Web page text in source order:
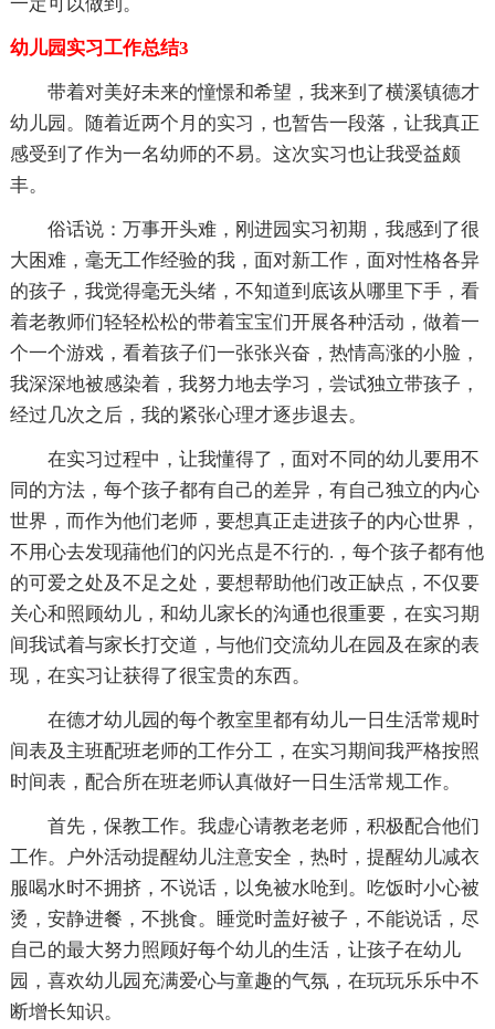
幼儿园实习工作总结3
带着对美好未来的憧憬和希望，我来到了横溪镇德才
幼儿园。随着近两个月的实习，也暂告一段落，让我真正
感受到了作为一名幼师的不易。这次实习也让我受益颇
丰。
俗话说：万事开头难，刚进园实习初期，我感到了很
大困难，毫无工作经验的我，面对新工作，面对性格各异
的孩子，我觉得毫无头绪，不知道到底该从哪里下手，看
着老教师们轻轻松松的带着宝宝们开展各种活动，做着一
个一个游戏，看着孩子们一张张兴奋，热情高涨的小脸，
我深深地被感染着，我努力地去学习，尝试独立带孩子，
经过几次之后，我的紧张心理才逐步退去。
在实习过程中，让我懂得了，面对不同的幼儿要用不
同的方法，每个孩子都有自己的差异，有自己独立的内心
世界，而作为他们老师，要想真正走进孩子的内心世界，
不用心去发现蒱他们的闪光点是不行的.，每个孩子都有他
的可爱之处及不足之处，要想帮助他们改正缺点，不仅要
关心和照顾幼儿，和幼儿家长的沟通也很重要，在实习期
间我试着与家长打交道，与他们交流幼儿在园及在家的表
现，在实习让获得了很宝贵的东西。
在德才幼儿园的每个教室里都有幼儿一日生活常规时
间表及主班配班老师的工作分工，在实习期间我严格按照
时间表，配合所在班老师认真做好一日生活常规工作。
首先，保教工作。我虚心请教老老师，积极配合他们
工作。户外活动提醒幼儿注意安全，热时，提醒幼儿减衣
服喝水时不拥挤，不说话，以免被水呛到。吃饭时小心被
烫，安静进餐，不挑食。睡觉时盖好被子，不能说话，尽
自己的最大努力照顾好每个幼儿的生活，让孩子在幼儿
园，喜欢幼儿园充满爱心与童趣的气氛，在玩玩乐乐中不
断增长知识。